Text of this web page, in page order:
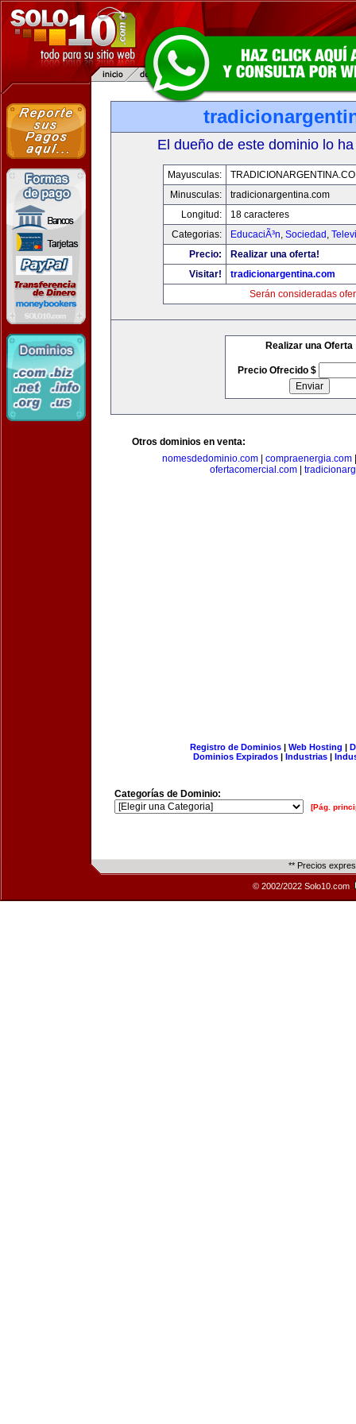
El dueño de este dominio lo
Mayusculas:
Minusculas:
tradicionargentina.com
Longitud:
18 caracteres
Categorias:
EducaciÃ³n, Sociedad ,
Precio:
Realizar una oferta!
Visitar!
tradicionargentina.com
Serán consideradas
Realizar una Oferta
Precio Ofrecido $
Otros dominios en venta:
nomesdedominio.com| compraenergia.com
ofertacomercial.com
Registro de Dominios| Web Hosting |
Dominios Expirados | Industrias |
Categorías de Dominio:
[Pág.
** Precios
© 2002/2022 Solo10.com